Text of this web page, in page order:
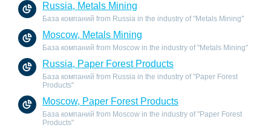
Russia, Metals Mining
База компаний from Russia in the industry of "Metals Mining"
Moscow, Metals Mining
База компаний from Moscow in the industry of "Metals Mining"
Russia, Paper Forest Products
База компаний from Russia in the industry of "Paper Forest
Products"
Moscow, Paper Forest Products
База компаний from Moscow in the industry of "Paper Forest
Products"